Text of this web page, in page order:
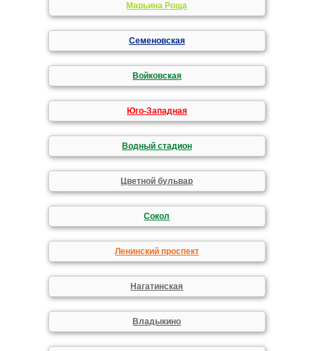
Марьина Роща
Семеновская
Войковская
Юго-Западная
Водный стадион
Цветной бульвар
Сокол
Ленинский проспект
Нагатинская
Владыкино